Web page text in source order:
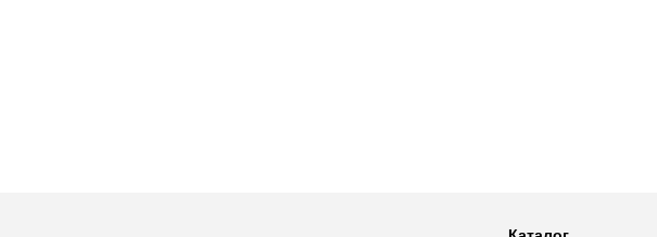
ви можете у нашому шоурумі або